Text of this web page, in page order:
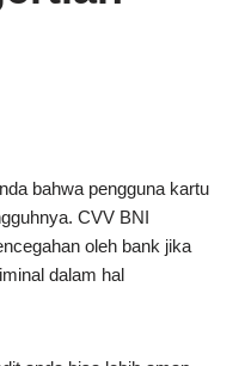
bahwa pengguna kartu
CVV BNI
oleh bank jika
dalam hal